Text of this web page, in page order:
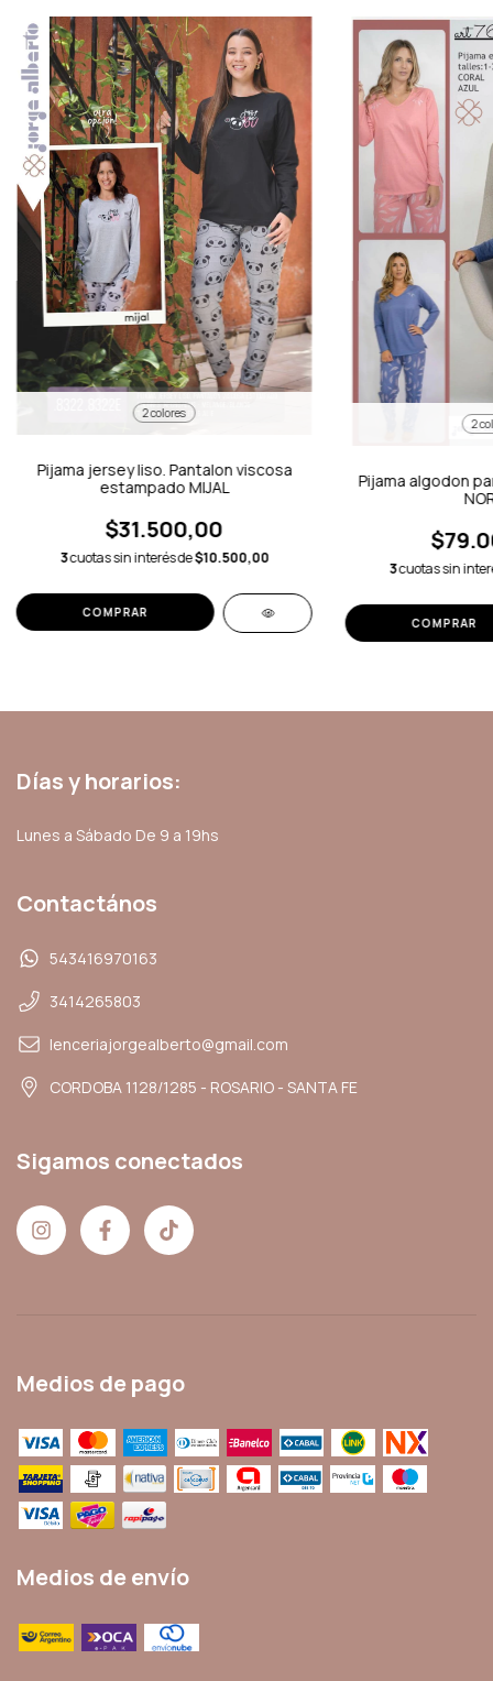
2 colores
Pijama jersey liso. Pantalon viscosa
estampado MIJAL
$31.500,00
3cuotas sin interés de$10.500,00
COMPRAR
2
Pijama algodon
3cuotas sin
COMPRAR
Días y horarios:
Lunes a Sábado De 9 a 19hs
Contactános
543416970163
3414265803
lenceriajorgealberto@gmail.com
CORDOBA 1128/1285 - ROSARIO - SANTA FE
Sigamos conectados
Medios de pago
Medios de envío